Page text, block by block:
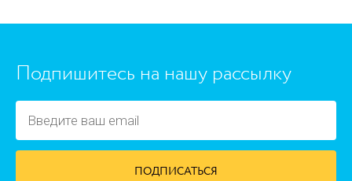
https://www.high-endrolex.com/45
Подпишитесь на нашу рассылку
ПОДПИСАТЬСЯ